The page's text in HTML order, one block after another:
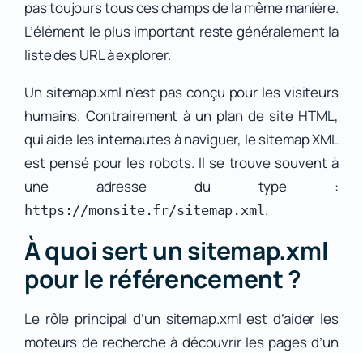
pas toujours tous ces champs de la même manière.
L’élément le plus important reste généralement la
liste des URL à explorer.
Un sitemap.xml n’est pas conçu pour les visiteurs
humains. Contrairement à un plan de site HTML,
qui aide les internautes à naviguer, le sitemap XML
est pensé pour les robots. Il se trouve souvent à
une adresse du type :
https://monsite.fr/sitemap.xml.
À quoi sert un sitemap.xml
pour le référencement ?
Le rôle principal d’un sitemap.xml est d’aider les
moteurs de recherche à découvrir les pages d’un